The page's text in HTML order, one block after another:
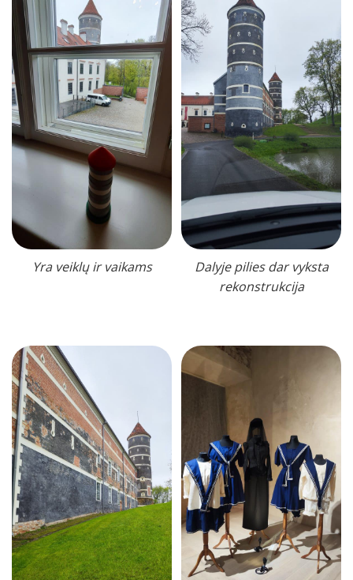
Yra veiklų ir vaikams
Dalyje pilies dar vyksta
rekonstrukcija